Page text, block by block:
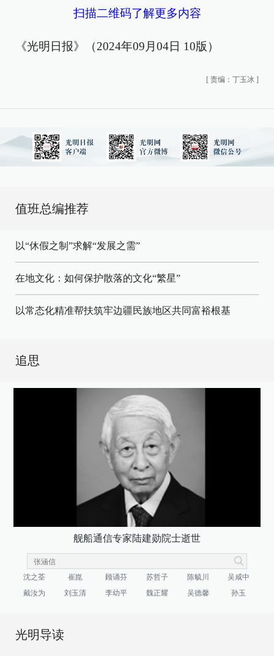
扫描二维码了解更多内容
《光明日报》（2024年09月04日 10版）
[ 责编：丁玉冰 ]
值班总编推荐
以“休假之制”求解“发展之需”
在地文化：如何保护散落的文化“繁星”
以常态化精准帮扶筑牢边疆民族地区共同富裕根基
追思
舰船通信专家陆建勋院士逝世
沈之荃 崔崑 顾诵芬 苏哲子 陈毓川
吴咸中
戴汝为
刘玉清 李幼平 魏正耀 吴德馨 孙玉
光明导读